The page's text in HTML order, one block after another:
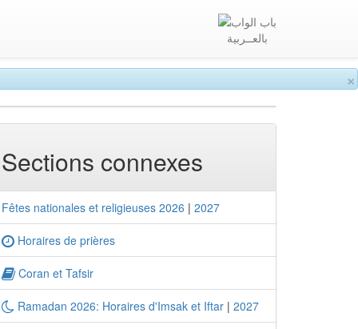
×
بالعــربية
Sections connexes
Fêtes nationales et religieuses 2026 | 2027
Horaires de prières
Coran et Tafsir
Ramadan 2026: Horaires d'Imsak et Iftar | 2027